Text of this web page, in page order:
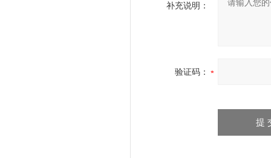
补充说明：
验证码：